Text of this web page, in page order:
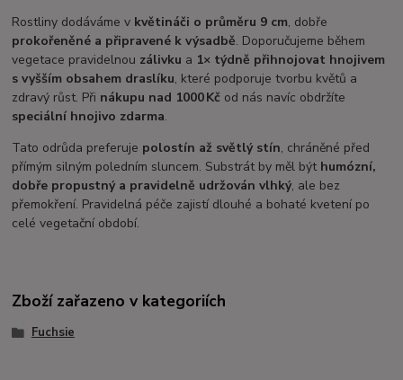
Rostliny dodáváme v květináči o průměru 9 cm, dobře
prokořeněné a připravené k výsadbě. Doporučujeme během
vegetace pravidelnou zálivku a 1× týdně přihnojovat hnojivem
s vyšším obsahem draslíku, které podporuje tvorbu květů a
zdravý růst. Při nákupu nad 1000 Kč od nás navíc obdržíte
speciální hnojivo zdarma.
Tato odrůda preferuje polostín až světlý stín, chráněné před
přímým silným poledním sluncem. Substrát by měl být humózní,
dobře propustný a pravidelně udržován vlhký, ale bez
přemokření. Pravidelná péče zajistí dlouhé a bohaté kvetení po
celé vegetační období.
Zboží zařazeno v kategoriích
Fuchsie